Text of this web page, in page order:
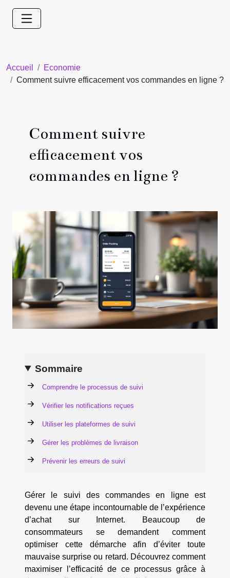
Accueil
Economie
Comment suivre efficacement vos commandes en ligne ?
Comment suivre
efficacement vos
commandes en ligne ?
Sommaire
Comprendre le processus de suivi
Vérifier les notifications reçues
Utiliser les plateformes de suivi
Gérer les problèmes de livraison
Prévenir les erreurs de suivi
Gérer le suivi des commandes en ligne est
devenu une étape incontournable de l’expérience
d’achat sur Internet. Beaucoup de
consommateurs se demandent comment
optimiser cette démarche afin d’éviter toute
mauvaise surprise ou retard. Découvrez comment
maximiser l’efficacité de ce processus grâce à